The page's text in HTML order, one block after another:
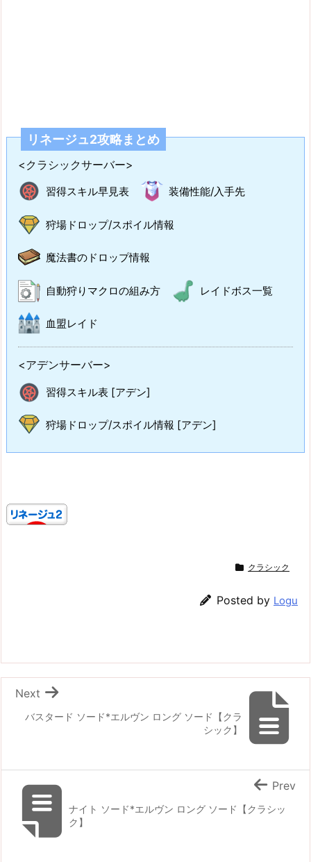
リネージュ2攻略まとめ
<クラシックサーバー>
習得スキル早見表 装備性能/入手先
狩場ドロップ/スポイル情報
魔法書のドロップ情報
自動狩りマクロの組み方 レイドボス一覧
血盟レイド
<アデンサーバー>
習得スキル表 [アデン]
狩場ドロップ/スポイル情報 [アデン]
クラシック
Posted by Logu
バスタード ソード*エルヴン ロング ソード【クラ
シック】
Next
ナイト ソード*エルヴン ロング ソード【クラシッ
ク】
Prev